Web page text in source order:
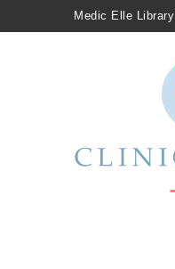
Medic Elle Library